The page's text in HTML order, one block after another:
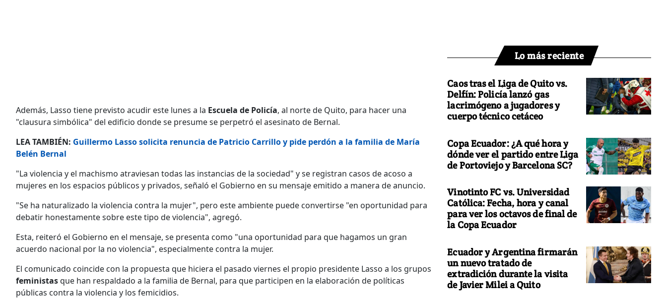
Además, Lasso tiene previsto acudir este lunes a la Escuela de Policía, al norte de Quito, para hacer una
"clausura simbólica" del edificio donde se presume se perpetró el asesinato de Bernal.
LEA TAMBIÉN: Guillermo Lasso solicita renuncia de Patricio Carrillo y pide perdón a la familia de María
Belén Bernal
"La violencia y el machismo atraviesan todas las instancias de la sociedad" y se registran casos de acoso a
mujeres en los espacios públicos y privados, señaló el Gobierno en su mensaje emitido a manera de anuncio.
"Se ha naturalizado la violencia contra la mujer", pero este ambiente puede convertirse "en oportunidad para
debatir honestamente sobre este tipo de violencia", agregó.
Esta, reiteró el Gobierno en el mensaje, se presenta como "una oportunidad para que hagamos un gran
acuerdo nacional por la no violencia", especialmente contra la mujer.
El comunicado coincide con la propuesta que hiciera el pasado viernes el propio presidente Lasso a los grupos
feministasque han respaldado a la familia de Bernal, para que participen en la elaboración de políticas
públicas contra la violencia y los femicidios.
Lo más reciente
Caos tras el Liga de Quito vs.
Delfín: Policía lanzó gas
lacrimógeno a jugadores y
cuerpo técnico cetáceo
Copa Ecuador: ¿A qué hora y
dónde ver el partido entre Liga
de Portoviejo y Barcelona SC?
Vinotinto FC vs. Universidad
Católica: Fecha, hora y canal
para ver los octavos de final de
la Copa Ecuador
Ecuador y Argentina firmarán
un nuevo tratado de
extradición durante la visita
de Javier Milei a Quito